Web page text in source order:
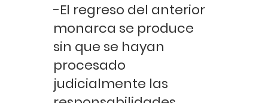
-El regreso del anterior
monarca se produce
sin que se hayan
procesado
judicialmente las